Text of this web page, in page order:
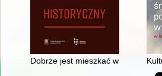
Dobrze jest mieszkać w Zaspie" :